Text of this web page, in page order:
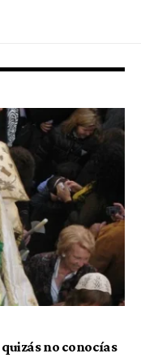
no conocías